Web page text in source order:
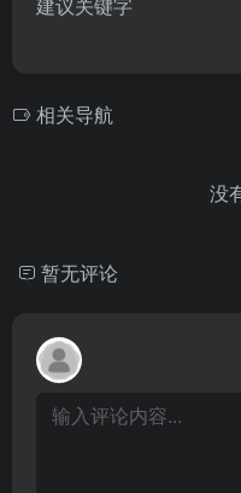
相关导航
没
暂无评论